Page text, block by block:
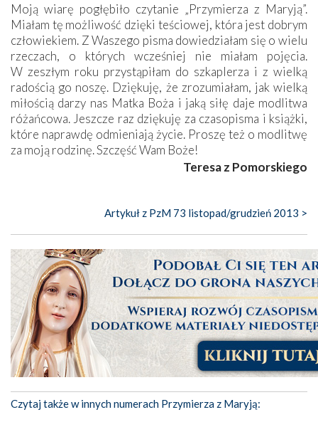
Moją wiarę pogłębiło czytanie „Przymierza z Maryją”.
Miałam tę możliwość dzięki teściowej, która jest dobrym
człowiekiem. Z Waszego pisma dowiedziałam się o wielu
rzeczach, o których wcześniej nie miałam pojęcia.
W zeszłym roku przystąpiłam do szkaplerza i z wielką
radością go noszę. Dziękuję, że zrozumiałam, jak wielką
miłością darzy nas Matka Boża i jaką siłę daje modlitwa
różańcowa. Jeszcze raz dziękuję za czasopisma i książki,
które naprawdę odmieniają życie. Proszę też o modlitwę
za moją rodzinę. Szczęść Wam Boże!
Teresa z Pomorskiego
Artykuł z PzM 73 listopad/grudzień 2013 >
Czytaj także w innych numerach Przymierza z Maryją: